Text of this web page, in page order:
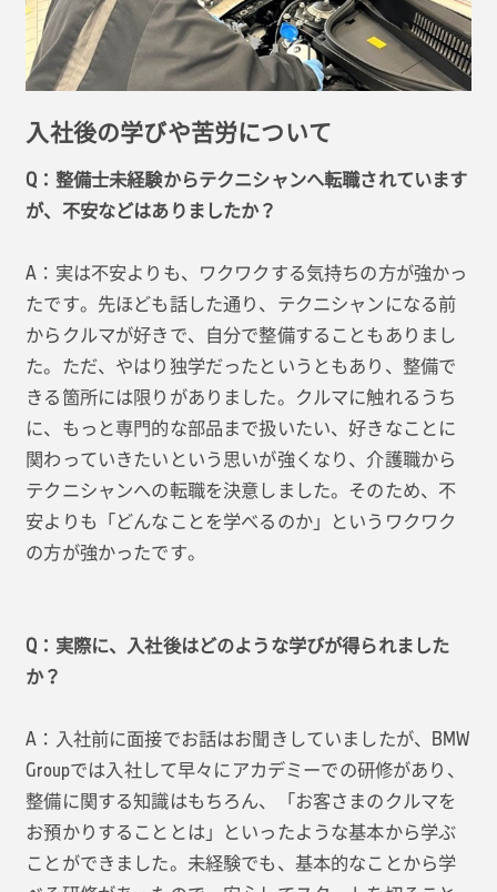
入社後の学びや苦労について
Q：整備士未経験からテクニシャンへ転職されています
が、不安などはありましたか？
A：実は不安よりも、ワクワクする気持ちの方が強かっ
たです。先ほども話した通り、テクニシャンになる前
からクルマが好きで、自分で整備することもありまし
た。ただ、やはり独学だったというともあり、整備で
きる箇所には限りがありました。クルマに触れるうち
に、もっと専門的な部品まで扱いたい、好きなことに
関わっていきたいという思いが強くなり、介護職から
テクニシャンへの転職を決意しました。そのため、不
安よりも「どんなことを学べるのか」というワクワク
の方が強かったです。
Q：実際に、入社後はどのような学びが得られました
か？
A：入社前に面接でお話はお聞きしていましたが、BMW
Groupでは入社して早々にアカデミーでの研修があり、
整備に関する知識はもちろん、「お客さまのクルマを
お預かりすることとは」といったような基本から学ぶ
ことができました。未経験でも、基本的なことから学